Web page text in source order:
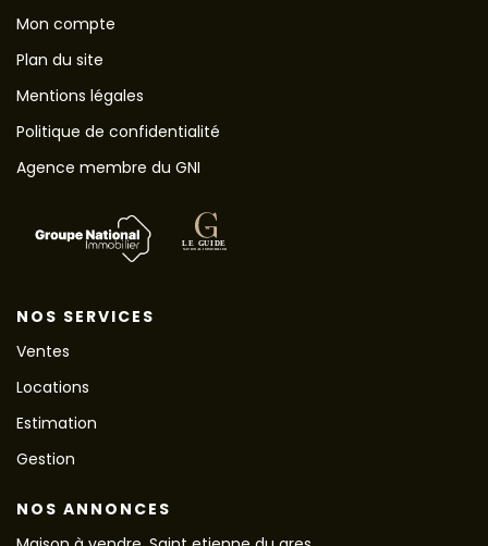
Mon compte
Plan du site
Mentions légales
Politique de confidentialité
Agence membre du GNI
NOS SERVICES
Ventes
Locations
Estimation
Gestion
NOS ANNONCES